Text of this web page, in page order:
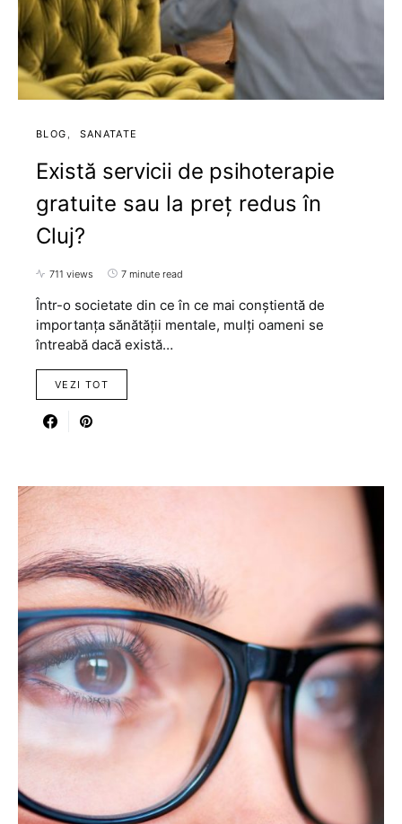
BLOG SANATATE
Există servicii de psihoterapie
gratuite sau la preț redus în
Cluj?
711 views 7 minute read
Într-o societate din ce în ce mai conștientă de
importanța sănătății mentale, mulți oameni se
întreabă dacă există…
VEZI TOT